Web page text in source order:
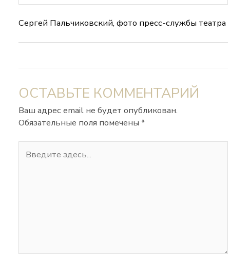
Сергей Пальчиковский, фото пресс-службы театра
ОСТАВЬТЕ КОММЕНТАРИЙ
Ваш адрес email не будет опубликован.
Обязательные поля помечены*